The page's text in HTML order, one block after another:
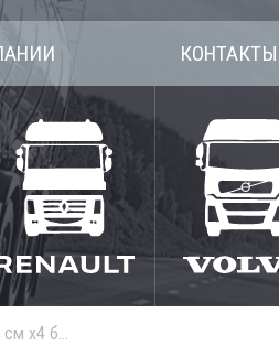
КОНТАКТЫ
х4 болта б/у